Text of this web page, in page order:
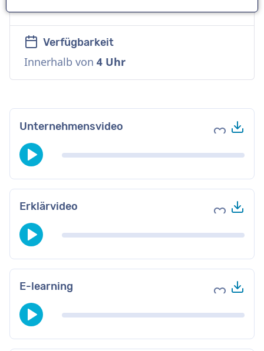
Verfügbarkeit
Innerhalb von 4 Uhr
Unternehmensvideo Zu
Erklärvideo Zu
E-learning Zu